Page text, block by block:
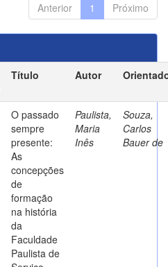
Anterior 1 Próximo
Título Autor
O passado
sempre
presente:
As
concepções
de
formação
na história
da
Faculdade
Paulista de
Paulista,
Maria
Inês
Souza,
Carlos
Bauer de